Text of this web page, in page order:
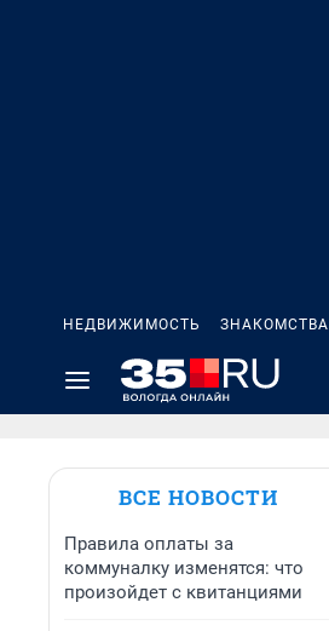
НЕДВИЖИМОСТЬ ЗНАКОМСТВА
ВСЕ НОВОСТИ
Правила оплаты за
коммуналку изменятся: что
произойдет с квитанциями